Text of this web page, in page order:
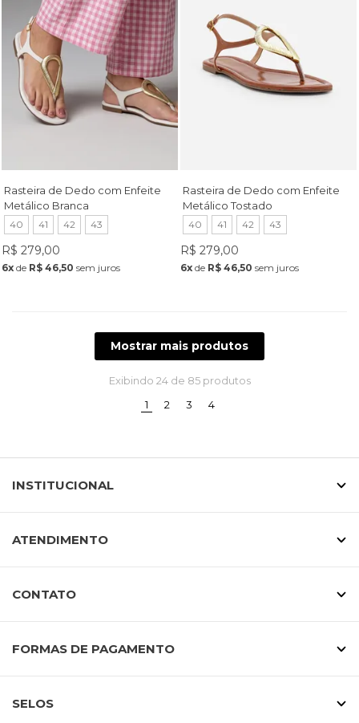
Rasteira de Dedo com Enfeite
Metálico Branca
40 41 42 43
R$ 279,00
6xde R$ 46,50 sem juros
Rasteira de Dedo com Enfeite
Metálico Tostado
40 41 42 43
R$ 279,00
6x de R$ 46,50 sem juros
Mostrar mais produtos
Exibindo 24de 85 produtos
1(current)
2 3 4
INSTITUCIONAL
ATENDIMENTO
CONTATO
FORMAS DE PAGAMENTO
SELOS